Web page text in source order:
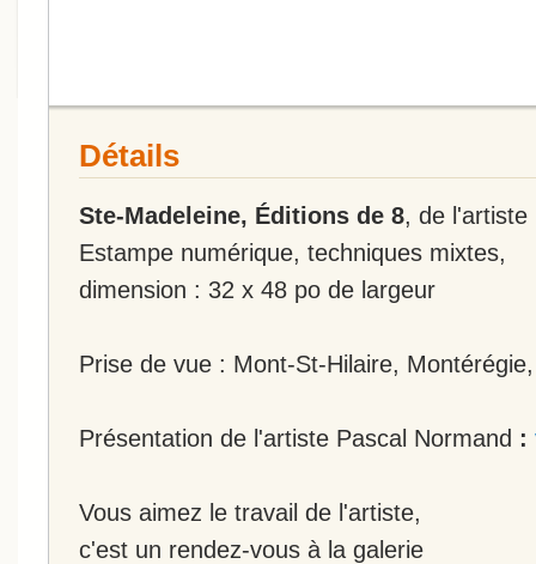
Détails
Ste-Madeleine, Éditions de 8, de l'artiste
Estampe numérique, techniques mixtes,
dimension : 32 x 48 po de largeur
Prise de vue : Mont-St-Hilaire,
Présentation de l'artiste Pascal Normand :
Vous aimez le travail de l'artiste,
c'est un rendez-vous à la galerie